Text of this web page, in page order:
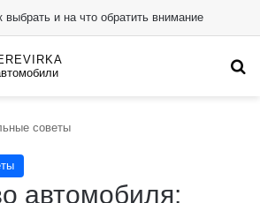
выбрать и на что обратить внимание
советы
автомобиля: